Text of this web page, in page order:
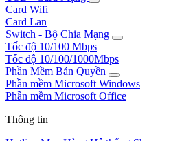
Card Wifi
Card Lan
Switch - Bộ Chia Mạng
Tốc độ 10/100 Mbps
Tốc độ 10/100/1000Mbps
Phần Mềm Bản Quyền
Phần mềm Microsoft Windows
Phần mềm Microsoft Office
Thông tin